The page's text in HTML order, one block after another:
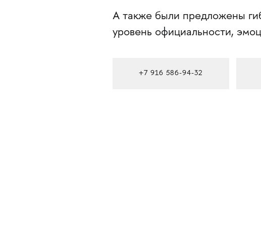
А также были предложены
уровень официальности,
+7 916 586-94-32